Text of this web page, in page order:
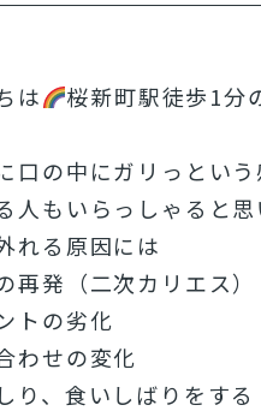
は 桜新町駅徒歩1分
口の中にガリっとい
人もいらっしゃると
れる原因には
発（二次カリエス）
トの劣化
わせの変化
り、食いしばりをする